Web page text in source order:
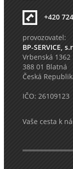
+420
provozovatel:
BP-SERVICE,
Vrbenská 1362
388 01 Blatná
Česká
IČO: 26109123
Vaše cesta k